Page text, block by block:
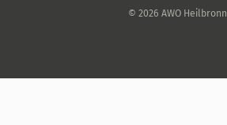
© 2026 AWO Heilbronn